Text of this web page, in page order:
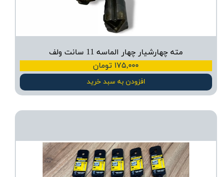
مته چهارشیار چهار الماسه 11 سانت ولف
۱۷۵,۰۰۰ تومان
افزودن به سبد خرید